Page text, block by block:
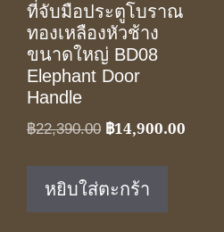
ที่จับมือประตูโบราณ
ทองเหลืองหัวช้าง
ขนาดใหญ่ BD08
Elephant Door
Handle
฿22,390.00 Original
฿22,390.00.
฿14,900.00
หยิบใส่ตะกร้า